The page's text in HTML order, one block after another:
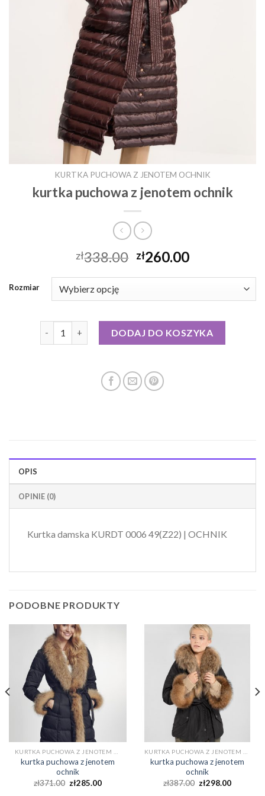
KURTKA PUCHOWA Z JENOTEM OCHNIK
kurtka puchowa z jenotem ochnik
zł338.00 zł260.00
Rozmiar
DODAJ DO KOSZYKA
OPIS
OPINIE (0)
Kurtka damska KURDT 0006 49(Z22) | OCHNIK
PODOBNE PRODUKTY
KURTKA PUCHOWA Z JENOTEM OCHNIK
kurtka puchowa z jenotem
ochnik
zł371.00 zł285.00
KURTKA PUCHOWA Z JENOTEM OCHNIK
kurtka puchowa z jenotem
ochnik
zł387.00 zł298.00